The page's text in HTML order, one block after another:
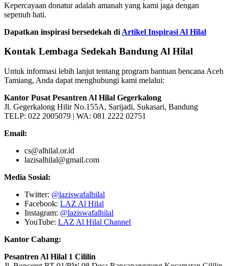
Kepercayaan donatur adalah amanah yang kami jaga dengan
sepenuh hati.
Dapatkan inspirasi bersedekah di Artikel Inspirasi Al Hilal
Kontak Lembaga Sedekah Bandung Al Hilal
Untuk informasi lebih lanjut tentang program bantuan bencana Aceh
Tamiang, Anda dapat menghubungi kami melalui:
Kantor Pusat Pesantren Al Hilal Gegerkalong
Jl. Gegerkalong Hilir No.155A, Sarijadi, Sukasari, Bandung
TELP: 022 2005079 | WA: 081 2222 02751
Email:
cs@alhilal.or.id
lazisalhilal@gmail.com
Media Sosial:
Twitter: @laziswafalhilal
Facebook: LAZ Al Hilal
Instagram: @laziswafalhilal
YouTube: LAZ Al Hilal Channel
Kantor Cabang:
Pesantren Al Hilal 1 Cililin